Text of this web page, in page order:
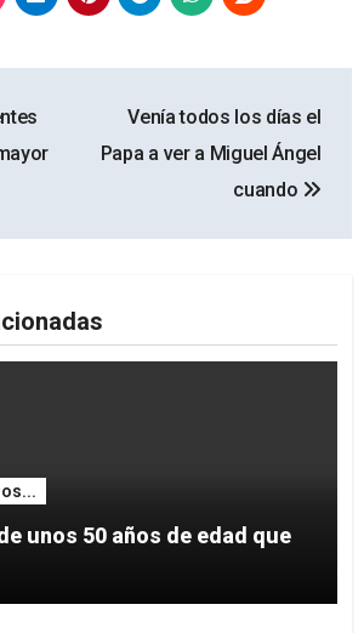
Venía todos los días el
Papa a ver a Miguel Ángel
cuando
unos 50 años de edad que